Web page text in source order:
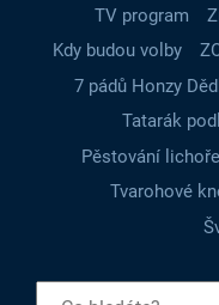
TV program
Kdy budou volby
7 pádů Honzy
Tatarák
Pěstování
Tvarohové